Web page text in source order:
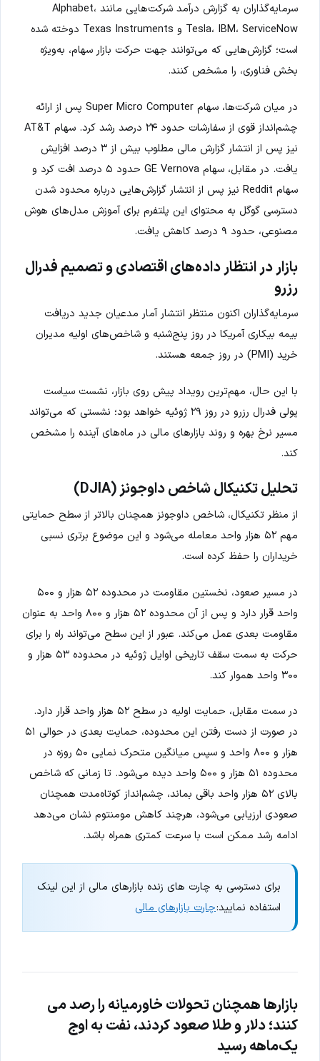
سرمایه‌گذاران به گزارش درآمد شرکت‌هایی مانند Alphabet،
Tesla، IBM، ServiceNow و Texas Instruments دوخته شده
است؛ گزارش‌هایی که می‌توانند جهت حرکت بازار سهام، به‌ویژه
بخش فناوری، را مشخص کنند.
در میان شرکت‌ها، سهام Super Micro Computer پس از ارائه
چشم‌انداز قوی از سفارشات حدود ۲۴ درصد رشد کرد. سهام AT&T
نیز پس از انتشار گزارش مالی مطلوب بیش از ۳ درصد افزایش
یافت. در مقابل، سهام GE Vernova حدود ۵ درصد افت کرد و
سهام Reddit نیز پس از انتشار گزارش‌هایی درباره محدود شدن
دسترسی گوگل به محتوای این پلتفرم برای آموزش مدل‌های هوش
مصنوعی، حدود ۹ درصد کاهش یافت.
بازار در انتظار داده‌های اقتصادی و تصمیم فدرال
رزرو
سرمایه‌گذاران اکنون منتظر انتشار آمار مدعیان جدید دریافت
بیمه بیکاری آمریکا در روز پنج‌شنبه و شاخص‌های اولیه مدیران
خرید (PMI) در روز جمعه هستند.
با این حال، مهم‌ترین رویداد پیش روی بازار، نشست سیاست
پولی فدرال رزرو در روز ۲۹ ژوئیه خواهد بود؛ نشستی که می‌تواند
مسیر نرخ بهره و روند بازارهای مالی در ماه‌های آینده را مشخص
کند.
تحلیل تکنیکال شاخص داوجونز (DJIA)
از منظر تکنیکال، شاخص داوجونز همچنان بالاتر از سطح حمایتی
مهم ۵۲ هزار واحد معامله می‌شود و این موضوع برتری نسبی
خریداران را حفظ کرده است.
در مسیر صعود، نخستین مقاومت در محدوده ۵۲ هزار و ۵۰۰
واحد قرار دارد و پس از آن محدوده ۵۲ هزار و ۸۰۰ واحد به عنوان
مقاومت بعدی عمل می‌کند. عبور از این سطح می‌تواند راه را برای
حرکت به سمت سقف تاریخی اوایل ژوئیه در محدوده ۵۳ هزار و
۳۰۰ واحد هموار کند.
در سمت مقابل، حمایت اولیه در سطح ۵۲ هزار واحد قرار دارد.
در صورت از دست رفتن این محدوده، حمایت بعدی در حوالی ۵۱
هزار و ۸۰۰ واحد و سپس میانگین متحرک نمایی ۵۰ روزه در
محدوده ۵۱ هزار و ۵۰۰ واحد دیده می‌شود. تا زمانی که شاخص
بالای ۵۲ هزار واحد باقی بماند، چشم‌انداز کوتاه‌مدت همچنان
صعودی ارزیابی می‌شود، هرچند کاهش مومنتوم نشان می‌دهد
ادامه رشد ممکن است با سرعت کمتری همراه باشد.
برای دسترسی به چارت های زنده بازارهای مالی از این لینک
استفاده نمایید:چارت بازارهای مالی
بازارها همچنان تحولات خاورمیانه را رصد می
کنند؛ دلار و طلا صعود کردند، نفت به اوج
یک‌ماهه رسید